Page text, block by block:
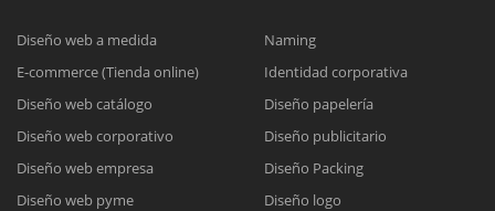
Diseño web a medida
E-commerce (Tienda online)
Diseño web catálogo
Diseño web corporativo
Diseño web empresa
Diseño web pyme
Naming
Identidad corporativa
Diseño papelería
Diseño publicitario
Diseño Packing
Diseño logo